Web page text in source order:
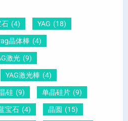
因
？
给
你
说
晶
向
1
1
0
怎
石 (4) YAG (18)
晶体棒 (4)
激光 (9)
YAG激光棒 (4)
硅 (9) 单晶硅片 (9)
宝石 (4) 晶圆 (15)